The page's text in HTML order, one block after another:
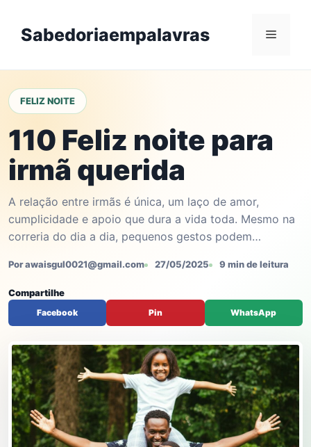
contentSabedoriaempalavras Menu
FELIZ NOITE
110 Feliz noite para
irmã querida
A relação entre irmãs é única, um laço de amor,
cumplicidade e apoio que dura a vida toda. Mesmo na
correria do dia a dia, pequenos gestos podem…
Por awaisgul0021@gmail.com 27/05/2025 9 min de leitura
Compartilhe
Facebook Pin WhatsApp